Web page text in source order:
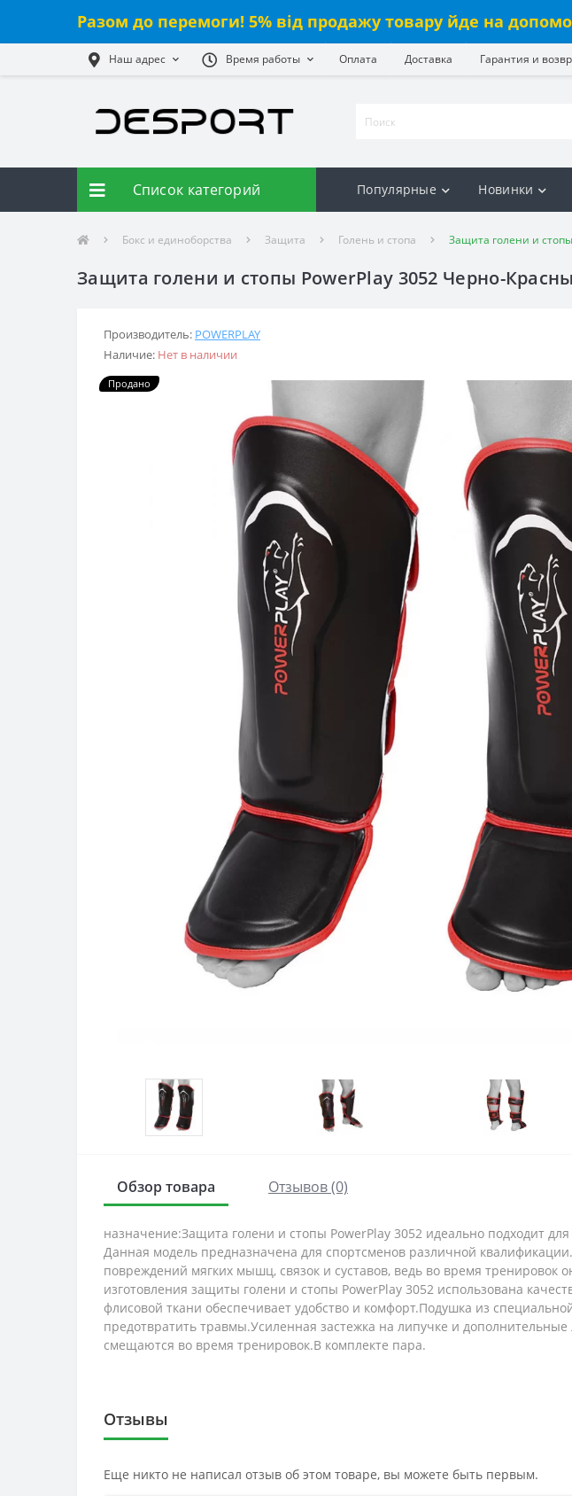
Разом до перемоги! 5% від продажу товару йде на
Наш адрес Время работы Оплата Доставка Гарантия и
Список категорий Популярные Новинки
Бокс и единоборства Защита Голень и стопа Защита голени и
Защита голени и стопы PowerPlay 3052 Черно-
Производитель: POWERPLAY
Наличие: Нет в наличии
Продано
Обзор товара Отзывов (0)
назначение:Защита голени и стопы PowerPlay 3052 идеально подходит
Данная модель предназначена для спортсменов различной
повреждений мягких мышц, связок и суставов, ведь во время
изготовления защиты голени и стопы PowerPlay 3052 использована
флисовой ткани обеспечивает удобство и комфорт.Подушка из
предотвратить травмы.Усиленная застежка на липучке и
смещаются во время тренировок.В комплекте пара.
Отзывы
Еще никто не написал отзыв об этом товаре, вы можете быть первым.